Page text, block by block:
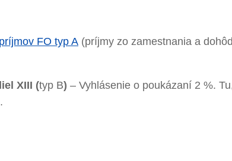
FO typ A (príjmy zo zamestnania a
XIII (typ B) – Vyhlásenie o poukázaní 2 %.